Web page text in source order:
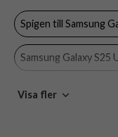
Färg
Tillverkarens art nr
Spigen till Samsung
Samsung Galaxy S25
Skal Gråa skal
Visa fler